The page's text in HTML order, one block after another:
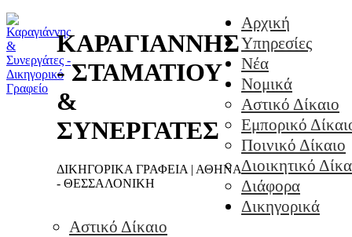
ΚΑΡΑΓΙΑΝΝΗΣ
- ΣΤΑΜΑΤΙΟΥ
&
ΣΥΝΕΡΓΑΤΕΣ
ΔΙΚΗΓΟΡΙΚΑ ΓΡΑΦΕΙΑ | ΑΘΗΝΑ
- ΘΕΣΣΑΛΟΝΙΚΗ
Αρχική
Υπηρεσίες
Νέα
Νομικά
Αστικό Δίκαιο
Εμπορικό
Ποινικό Δίκαιο
Διοικητικό
Διάφορα
Δικηγορικά
Αστικό Δίκαιο